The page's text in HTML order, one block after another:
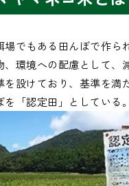
でもある田んぼで作ら
、環境への配慮として、
を設けており、基準を満
「認定田」としている。